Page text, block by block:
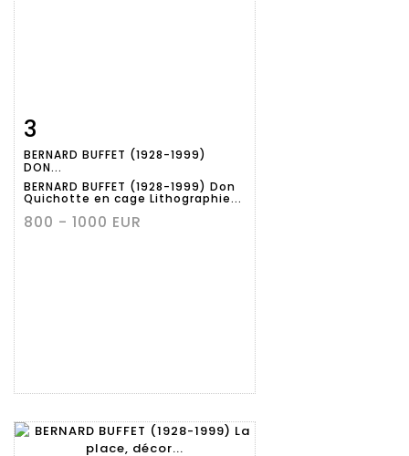
détaillée
3
BERNARD BUFFET (1928-1999)
DON...
BERNARD BUFFET (1928-1999) Don
Quichotte en cage Lithographie...
800 - 1000 EUR